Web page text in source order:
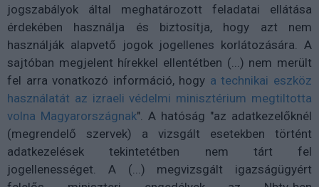
jogszabályok által meghatározott feladatai ellátása
érdekében használja és biztosítja, hogy azt nem
használják alapvető jogok jogellenes korlátozására. A
sajtóban megjelent hírekkel ellentétben (...) nem merült
fel arra vonatkozó információ, hogy a technikai eszköz
használatát az izraeli védelmi minisztérium megtiltotta
volna Magyarországnak". A hatóság "az adatkezelőknél
(megrendelő szervek) a vizsgált esetekben történt
adatkezelések tekintetétben nem tárt fel
jogellenességet. A (...) megvizsgált igazságügyért